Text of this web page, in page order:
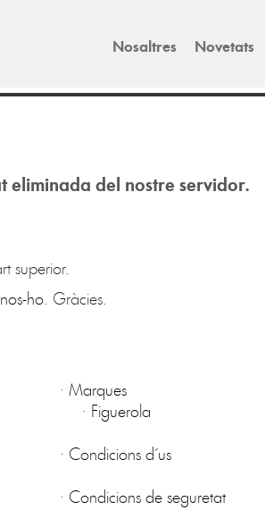
Nosaltres Novetats
eliminada del nostre servidor.
superior.
ho. Gràcies.
· Marques
· Figuerola
· Condicions d´us
· Condicions de seguretat